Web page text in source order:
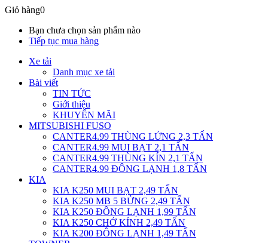
Giỏ hàng0
Bạn chưa chọn sản phẩm nào
Tiếp tục mua hàng
Xe tải
Danh mục xe tải
Bài viết
TIN TỨC
Giới thiệu
KHUYẾN MÃI
MITSUBISHI FUSO
CANTER4.99 THÙNG LỬNG 2,3 TẤN
CANTER4.99 MUI BẠT 2,1 TẤN
CANTER4.99 THÙNG KÍN 2,1 TẤN
CANTER4.99 ĐÔNG LẠNH 1,8 TẤN
KIA
KIA K250 MUI BẠT 2,49 TẤN
KIA K250 MB 5 BỬNG 2,49 TẤN
KIA K250 ĐÔNG LẠNH 1,99 TẤN
KIA K250 CHỞ KÍNH 2,49 TẤN
KIA K200 ĐÔNG LẠNH 1,49 TẤN